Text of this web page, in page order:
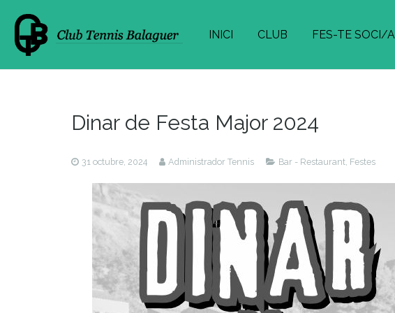
INICI CLUB FES-TE SOCI/A
Dinar de Festa Major 2024
31 octubre, 2024 Administrador Tennis Bar - Restaurant Festes